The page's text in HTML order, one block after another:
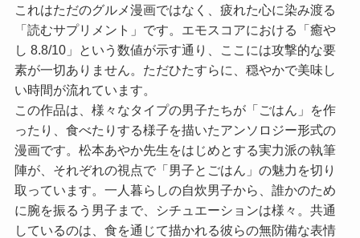
これはただのグルメ漫画ではなく、疲れた心に染み渡る
「読むサプリメント」です。エモスコアにおける
「癒や
し 8.8/10」
という数値が示す通り、ここには攻撃的な要
素が一切ありません。ただひたすらに、穏やかで美味し
い時間が流れています。
この作品は、様々なタイプの男子たちが「ごはん」を作
ったり、食べたりする様子を描いたアンソロジー形式の
漫画です。松本あやか先生をはじめとする実力派の執筆
陣が、それぞれの視点で「男子とごはん」の魅力を切り
取っています。一人暮らしの自炊男子から、誰かのため
に腕を振るう男子まで、シチュエーションは様々。共通
しているのは、食を通じて描かれる彼らの無防備な表情